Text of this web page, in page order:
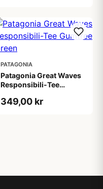
PATAGONIA
Patagonia Great Waves
Responsibili-Tee
349,00 kr